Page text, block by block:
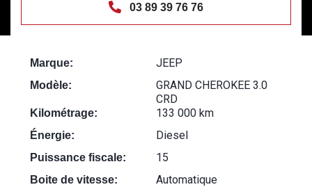
03 89 39 76 76
Marque: JEEP
Modèle:
GRAND CHEROKEE 3.0
CRD
Kilométrage: 133 000 km
Énergie: Diesel
Puissance fiscale: 15
Boite de vitesse: Automatique